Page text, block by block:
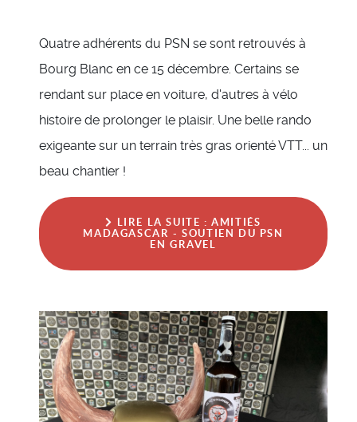
Quatre adhérents du PSN se sont retrouvés à
Bourg Blanc en ce 15 décembre. Certains se
rendant sur place en voiture, d'autres à vélo
histoire de prolonger le plaisir. Une belle rando
exigeante sur un terrain très gras orienté VTT... un
beau chantier !
LIRE LA SUITE : AMITIÉS
MADAGASCAR - SOUTIEN DU PSN
EN GRAVEL